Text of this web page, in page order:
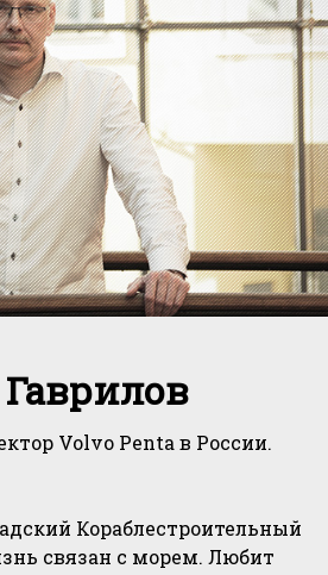
Volvo Penta в России.
Кораблестроительный
связан с морем. Любит